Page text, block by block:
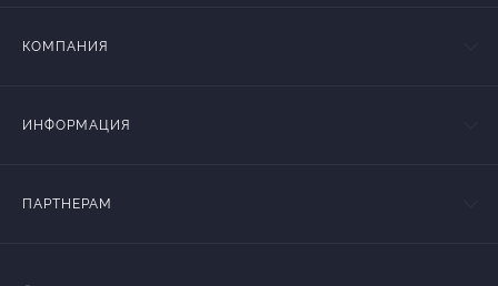
КОМПАНИЯ
ИНФОРМАЦИЯ
ПАРТНЕРАМ